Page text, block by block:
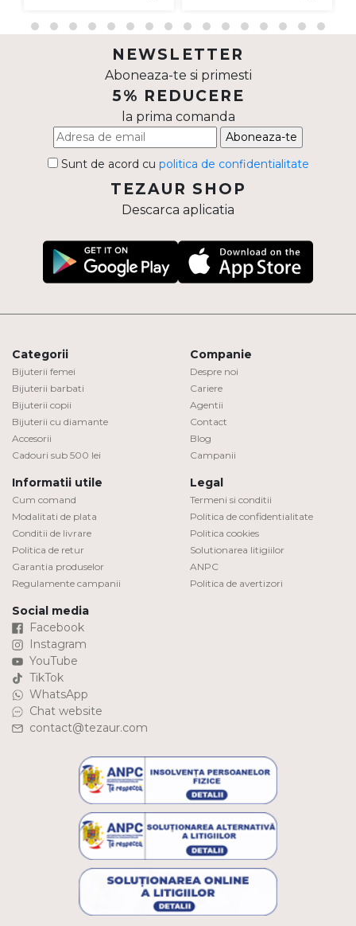
NEWSLETTER
Aboneaza-te si primesti
5% REDUCERE
la prima comanda
Aboneaza-te
Sunt de acord cu politica de confidentialitate
TEZAUR SHOP
Descarca aplicatia
Categorii
Bijuterii femei
Bijuterii barbati
Bijuterii copii
Bijuterii cu diamante
Accesorii
Cadouri sub 500 lei
Companie
Despre noi
Cariere
Agentii
Contact
Blog
Campanii
Informatii utile
Cum comand
Modalitati de plata
Conditii de livrare
Politica de retur
Garantia produselor
Regulamente campanii
Legal
Termeni si conditii
Politica de confidentialitate
Politica cookies
Solutionarea litigiilor
ANPC
Politica de avertizori
Social media
Facebook
Instagram
YouTube
TikTok
WhatsApp
Chat website
contact@tezaur.com